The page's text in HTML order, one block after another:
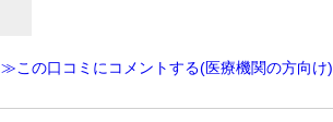
≫この口コミにコメントする(医療機関の方向け)